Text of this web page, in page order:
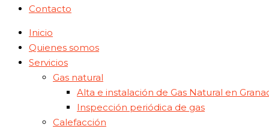
Contacto
Inicio
Quienes somos
Servicios
Gas natural
Alta e instalación de Gas Natural en
Inspección periódica de gas
Calefacción